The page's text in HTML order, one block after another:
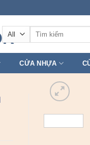
Tìm
CỬA NHỰA